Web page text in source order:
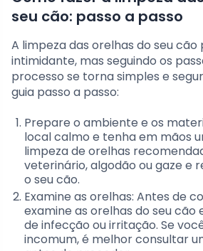
seu cão: passo a passo
A limpeza das orelhas do seu
intimidante, mas seguindo os
processo se torna simples e
guia passo a passo:
Prepare o ambiente e os
local calmo e tenha em mãos
limpeza de orelhas
veterinário, algodão ou gaze e
o seu cão.
Examine as orelhas: Antes de
examine as orelhas do seu cão
de infecção ou irritação. Se
incomum, é melhor consultar